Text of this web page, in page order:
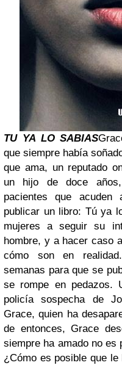
TU YA LO SABIAS
que siempre había
que ama, un reputado
un hijo de doce
pacientes que
publicar un libro: Tú ya
mujeres a seguir su
hombre, y a hacer caso
cómo son en
semanas para que se
se rompe en pedazos.
policía sospecha de
Grace, quien ha
de entonces, Grace
siempre ha amado no
¿Cómo es posible que